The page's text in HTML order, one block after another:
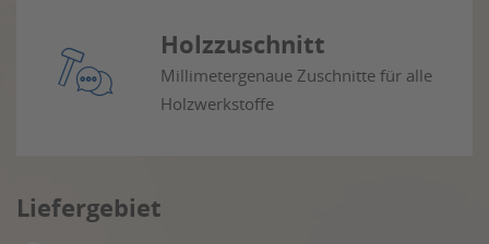
Holzzuschnitt
Millimetergenaue Zuschnitte für alle
Holzwerkstoffe
Liefergebiet